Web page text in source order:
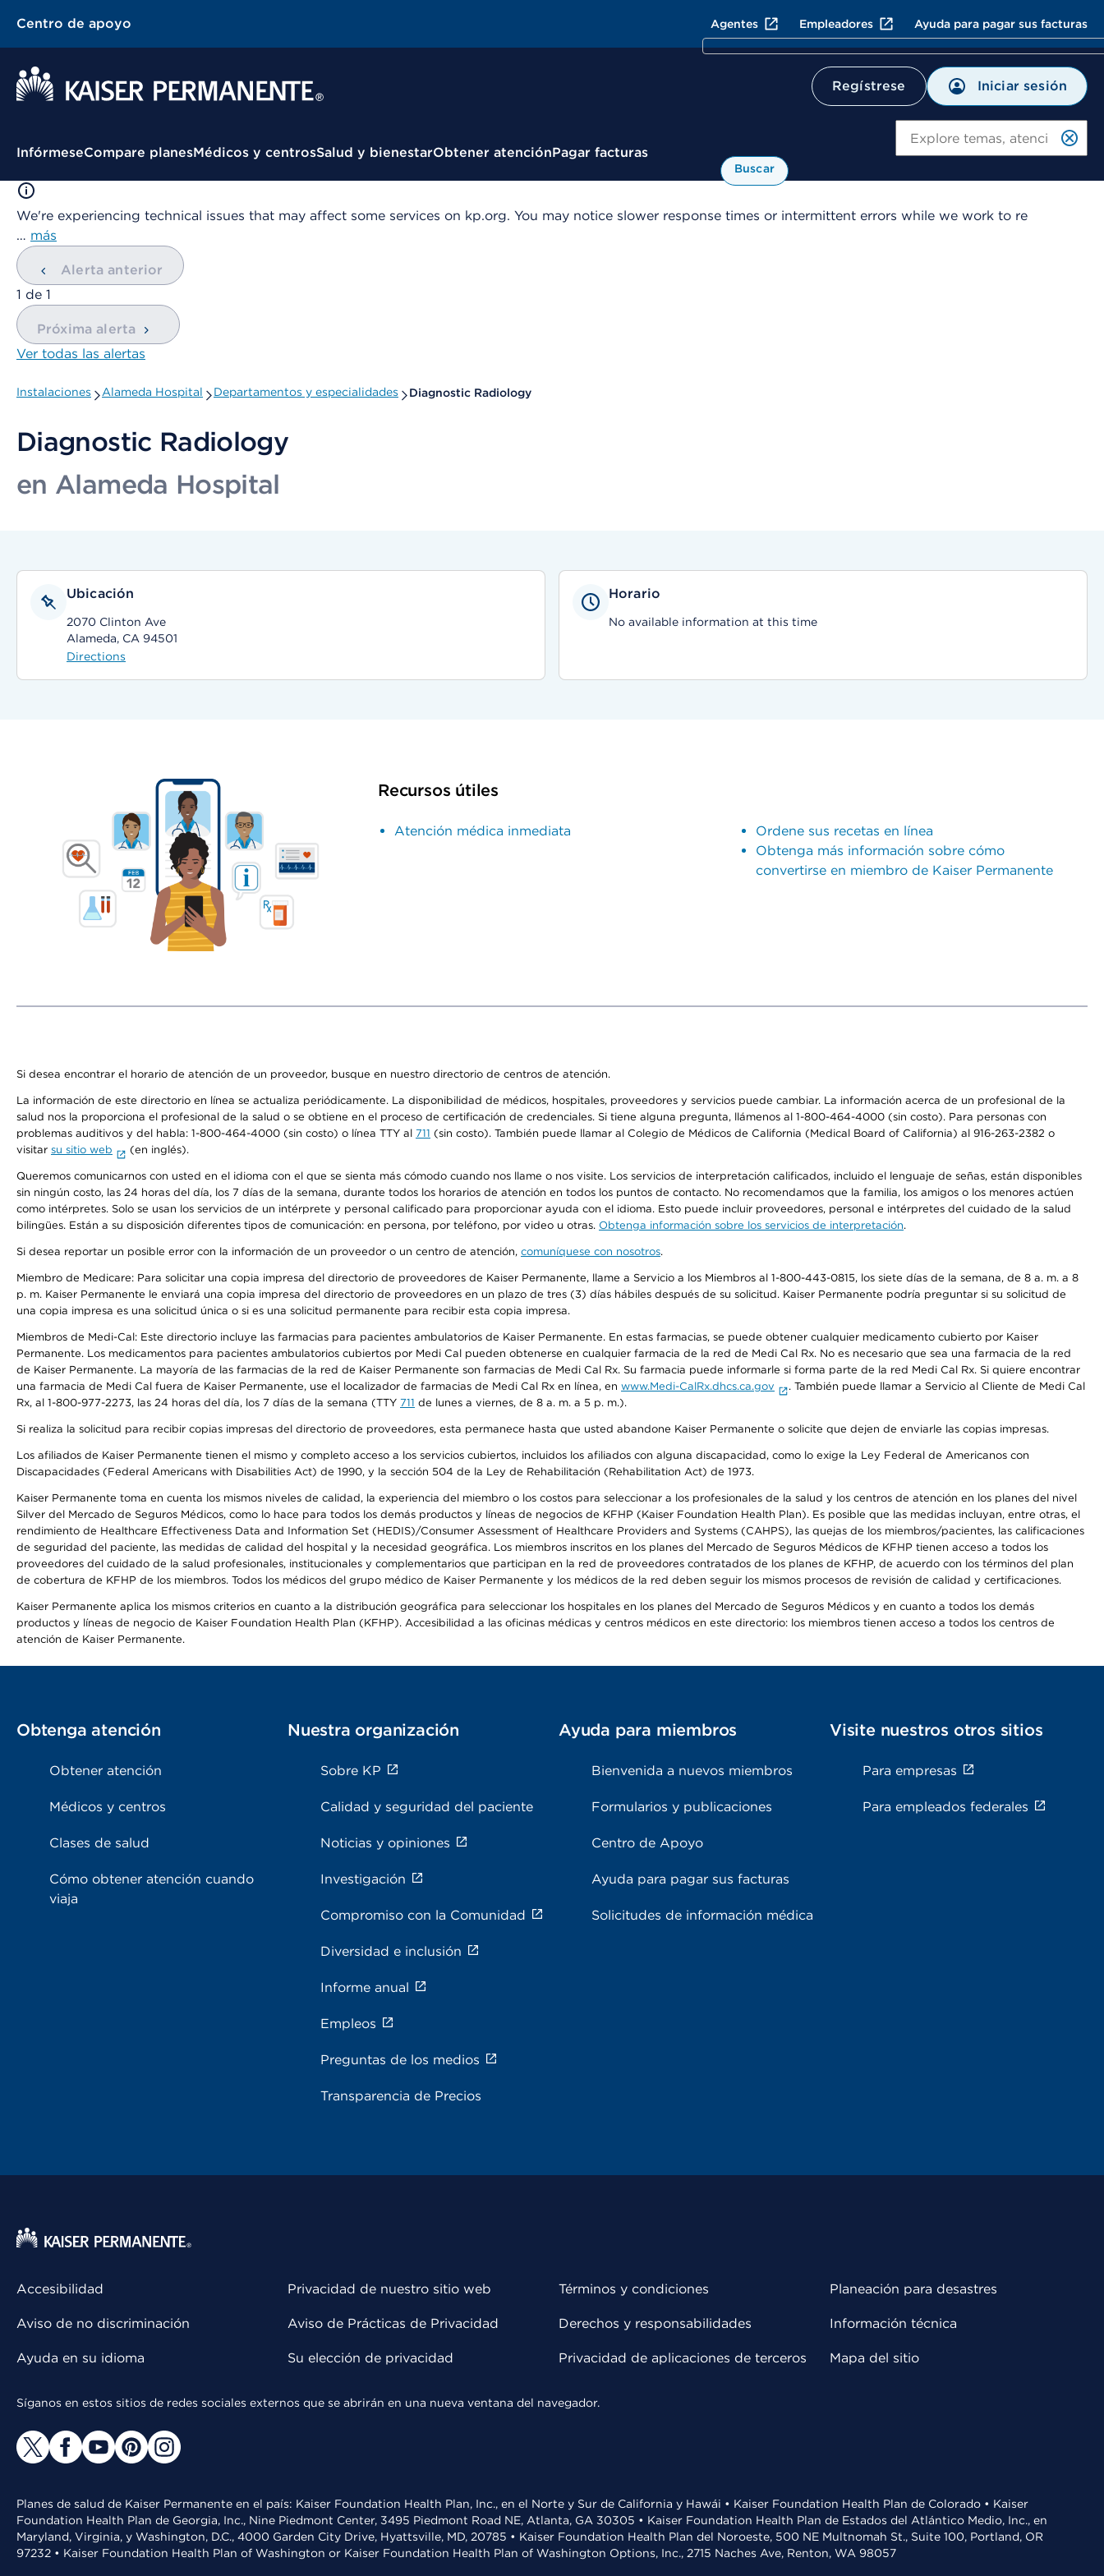
Centro de apoyo Agentes Empleadores Ayuda para pagar sus facturas
Regístrese Iniciar sesión
Menú contextual
InfórmeseCompare planesMédicos y centrosSalud y bienestarObtener atenciónPagar facturas
Buscar
We're experiencing technical issues that may affect some services on kp.org. You may notice slower response times or intermittent errors while we work to re
… más
Alerta anterior
mostrando
1 de 1
Próxima alerta
Ver todas las alertas
Instalaciones Alameda Hospital Departamentos y especialidades Diagnostic Radiology
Diagnostic Radiology
en Alameda Hospital
Ubicación
2070 Clinton Ave
Alameda, CA 94501
Directions
Horario
No available information at this time
Recursos útiles
Atención médica inmediata
Ordene sus recetas en línea
Obtenga más información sobre cómo
convertirse en miembro de Kaiser Permanente
Si desea encontrar el horario de atención de un proveedor, busque en nuestro directorio de centros de atención.
La información de este directorio en línea se actualiza periódicamente. La disponibilidad de médicos, hospitales, proveedores y servicios puede cambiar. La información acerca de un profesional de la
salud nos la proporciona el profesional de la salud o se obtiene en el proceso de certificación de credenciales. Si tiene alguna pregunta, llámenos al 1-800-464-4000 (sin costo). Para personas con
problemas auditivos y del habla: 1-800-464-4000 (sin costo) o línea TTY al 711 (sin costo). También puede llamar al Colegio de Médicos de California (Medical Board of California) al 916-263-2382 o
visitar su sitio web (en inglés).
Queremos comunicarnos con usted en el idioma con el que se sienta más cómodo cuando nos llame o nos visite. Los servicios de interpretación calificados, incluido el lenguaje de señas, están disponibles
sin ningún costo, las 24 horas del día, los 7 días de la semana, durante todos los horarios de atención en todos los puntos de contacto. No recomendamos que la familia, los amigos o los menores actúen
como intérpretes. Solo se usan los servicios de un intérprete y personal calificado para proporcionar ayuda con el idioma. Esto puede incluir proveedores, personal e intérpretes del cuidado de la salud
bilingües. Están a su disposición diferentes tipos de comunicación: en persona, por teléfono, por video u otras. Obtenga información sobre los servicios de interpretación.
Si desea reportar un posible error con la información de un proveedor o un centro de atención, comuníquese con nosotros.
Miembro de Medicare: Para solicitar una copia impresa del directorio de proveedores de Kaiser Permanente, llame a Servicio a los Miembros al 1-800-443-0815, los siete días de la semana, de 8 a. m. a 8
p. m. Kaiser Permanente le enviará una copia impresa del directorio de proveedores en un plazo de tres (3) días hábiles después de su solicitud. Kaiser Permanente podría preguntar si su solicitud de
una copia impresa es una solicitud única o si es una solicitud permanente para recibir esta copia impresa.
Miembros de Medi-Cal: Este directorio incluye las farmacias para pacientes ambulatorios de Kaiser Permanente. En estas farmacias, se puede obtener cualquier medicamento cubierto por Kaiser
Permanente. Los medicamentos para pacientes ambulatorios cubiertos por Medi Cal pueden obtenerse en cualquier farmacia de la red de Medi Cal Rx. No es necesario que sea una farmacia de la red
de Kaiser Permanente. La mayoría de las farmacias de la red de Kaiser Permanente son farmacias de Medi Cal Rx. Su farmacia puede informarle si forma parte de la red Medi Cal Rx. Si quiere encontrar
una farmacia de Medi Cal fuera de Kaiser Permanente, use el localizador de farmacias de Medi Cal Rx en línea, en www.Medi-CalRx.dhcs.ca.gov
. También puede llamar a Servicio al Cliente de Medi Cal
Rx, al 1-800-977-2273, las 24 horas del día, los 7 días de la semana (TTY 711 de lunes a viernes, de 8 a. m. a 5 p. m.).
Si realiza la solicitud para recibir copias impresas del directorio de proveedores, esta permanece hasta que usted abandone Kaiser Permanente o solicite que dejen de enviarle las copias impresas.
Los afiliados de Kaiser Permanente tienen el mismo y completo acceso a los servicios cubiertos, incluidos los afiliados con alguna discapacidad, como lo exige la Ley Federal de Americanos con
Discapacidades (Federal Americans with Disabilities Act) de 1990, y la sección 504 de la Ley de Rehabilitación (Rehabilitation Act) de 1973.
Kaiser Permanente toma en cuenta los mismos niveles de calidad, la experiencia del miembro o los costos para seleccionar a los profesionales de la salud y los centros de atención en los planes del nivel
Silver del Mercado de Seguros Médicos, como lo hace para todos los demás productos y líneas de negocios de KFHP (Kaiser Foundation Health Plan). Es posible que las medidas incluyan, entre otras, el
rendimiento de Healthcare Effectiveness Data and Information Set (HEDIS)/Consumer Assessment of Healthcare Providers and Systems (CAHPS), las quejas de los miembros/pacientes, las calificaciones
de seguridad del paciente, las medidas de calidad del hospital y la necesidad geográfica. Los miembros inscritos en los planes del Mercado de Seguros Médicos de KFHP tienen acceso a todos los
proveedores del cuidado de la salud profesionales, institucionales y complementarios que participan en la red de proveedores contratados de los planes de KFHP, de acuerdo con los términos del plan
de cobertura de KFHP de los miembros. Todos los médicos del grupo médico de Kaiser Permanente y los médicos de la red deben seguir los mismos procesos de revisión de calidad y certificaciones.
Kaiser Permanente aplica los mismos criterios en cuanto a la distribución geográfica para seleccionar los hospitales en los planes del Mercado de Seguros Médicos y en cuanto a todos los demás
productos y líneas de negocio de Kaiser Foundation Health Plan (KFHP). Accesibilidad a las oficinas médicas y centros médicos en este directorio: los miembros tienen acceso a todos los centros de
atención de Kaiser Permanente.
Obtenga atención
Obtener atención
Médicos y centros
Clases de salud
Cómo obtener atención cuando
viaja
Nuestra organización
Sobre KP
Calidad y seguridad del paciente
Noticias y opiniones
Investigación
Compromiso con la Comunidad
Diversidad e inclusión
Informe anual
Empleos
Preguntas de los medios
Transparencia de Precios
Ayuda para miembros
Bienvenida a nuevos miembros
Formularios y publicaciones
Centro de Apoyo
Ayuda para pagar sus facturas
Solicitudes de información médica
Visite nuestros otros sitios
Para empresas
Para empleados federales
Accesibilidad
Aviso de no discriminación
Ayuda en su idioma
Privacidad de nuestro sitio web
Aviso de Prácticas de Privacidad
Su elección de privacidad
Términos y condiciones
Derechos y responsabilidades
Privacidad de aplicaciones de terceros
Planeación para desastres
Información técnica
Mapa del sitio
Síganos en estos sitios de redes sociales externos que se abrirán en una nueva ventana del navegador.
Planes de salud de Kaiser Permanente en el país: Kaiser Foundation Health Plan, Inc., en el Norte y Sur de California y Hawái • Kaiser Foundation Health Plan de Colorado • Kaiser
Foundation Health Plan de Georgia, Inc., Nine Piedmont Center, 3495 Piedmont Road NE, Atlanta, GA 30305 • Kaiser Foundation Health Plan de Estados del Atlántico Medio, Inc., en
Maryland, Virginia, y Washington, D.C., 4000 Garden City Drive, Hyattsville, MD, 20785 • Kaiser Foundation Health Plan del Noroeste, 500 NE Multnomah St., Suite 100, Portland, OR
97232 • Kaiser Foundation Health Plan of Washington or Kaiser Foundation Health Plan of Washington Options, Inc., 2715 Naches Ave, Renton, WA 98057